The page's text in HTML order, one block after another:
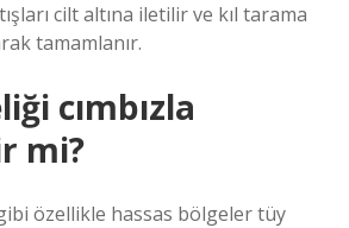
cilt altına iletilir ve kıl tarama
tamamlanır.
cımbızla
mi?
özellikle hassas bölgeler tüy